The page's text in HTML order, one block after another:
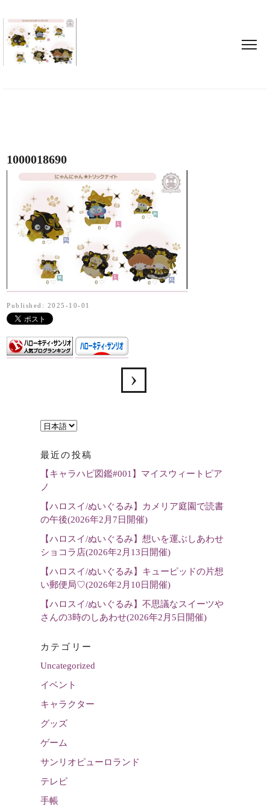
1000018690
Published: 2025-10-01
言
を
選
最近の投稿
【キャラハピ図鑑#001】マイスウィートピア
ノ
【ハロスイ/ぬいぐるみ】カメリア庭園で読書
の午後(2026年2月7日開催)
【ハロスイ/ぬいぐるみ】想いを運ぶしあわせ
ショコラ店(2026年2月13日開催)
【ハロスイ/ぬいぐるみ】キューピッドの片想
い郵便局♡(2026年2月10日開催)
【ハロスイ/ぬいぐるみ】不思議なスイーツや
さんの3時のしあわせ(2026年2月5日開催)
カテゴリー
Uncategorized
イベント
キャラクター
グッズ
ゲーム
サンリオピューロランド
テレビ
手帳